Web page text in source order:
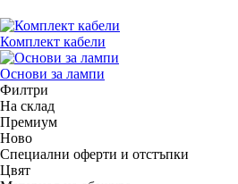
Комплект кабели
Основи за лампи
Филтри
На склад
Премиум
Новo
Специални оферти и отстъпки
Цвят